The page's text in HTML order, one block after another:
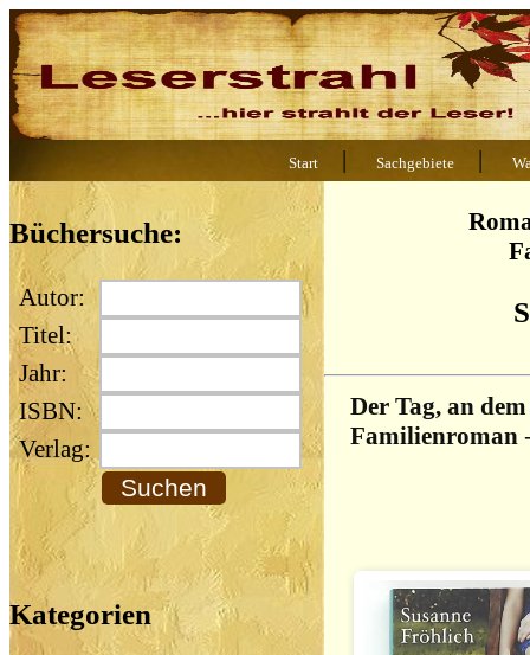
Start | Sachgebiete |
Büchersuche:
Autor:
Titel:
Jahr:
ISBN:
Verlag:
Kategorien
Der Tag, an
Familienroman